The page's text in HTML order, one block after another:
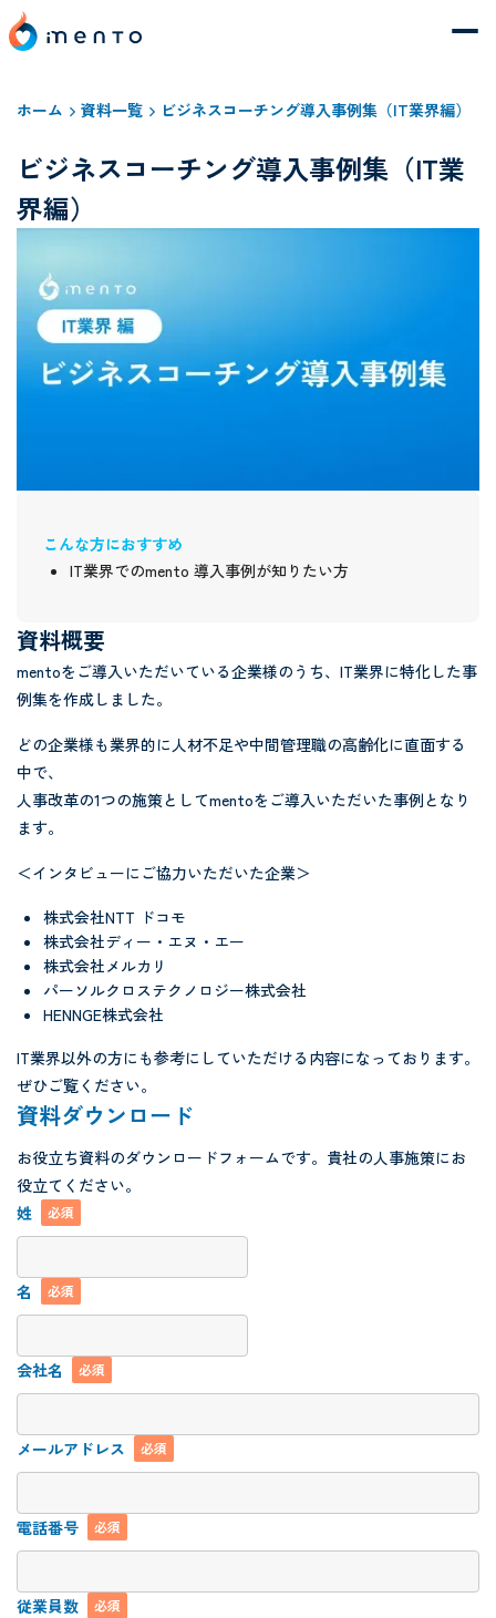
ホーム 資料一覧 ビジネスコーチング導入事例集（IT業界編）
ビジネスコーチング導入事例集（IT業
界編）
こんな方におすすめ
IT業界でのmento 導入事例が知りたい方
資料概要
mentoをご導入いただいている企業様のうち、IT業界に特化した事
例集を作成しました。
どの企業様も業界的に人材不足や中間管理職の高齢化に直面する
中で、
人事改革の1つの施策としてmentoをご導入いただいた事例となり
ます。
＜インタビューにご協力いただいた企業＞
株式会社NTT ドコモ
株式会社ディー・エヌ・エー
株式会社メルカリ
パーソルクロステクノロジー株式会社
HENNGE株式会社
IT業界以外の方にも参考にしていただける内容になっております。
ぜひご覧ください。
資料ダウンロード
お役立ち資料のダウンロードフォームです。貴社の人事施策にお
役立てください。
姓
必須
名 必須
会社名 必須
メールアドレス 必須
電話番号 必須
従業員数 必須